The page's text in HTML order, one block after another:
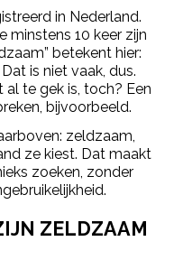
in Nederland.
minstens 10 keer zijn
betekent hier:
is niet vaak, dus.
te gek is, toch? Een
bijvoorbeeld.
zeldzaam,
ze kiest. Dat maakt
zoeken, zonder
ZELDZAAM